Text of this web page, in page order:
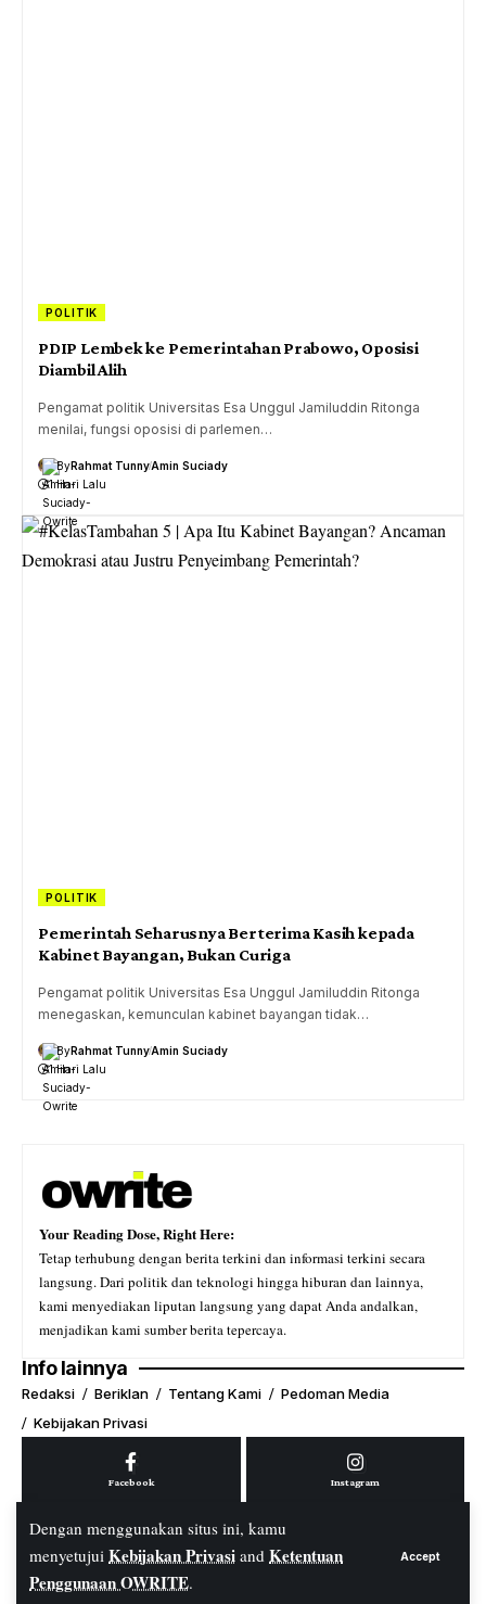
Dengan menggunakan situs ini, kamu
menyetujui Kebijakan Privasi and Ketentuan
Penggunaan OWRITE.
Accept
POLITIK
PDIP Lembek ke Pemerintahan Prabowo, Oposisi
Diambil Alih
Pengamat politik Universitas Esa Unggul Jamiluddin Ritonga
menilai, fungsi oposisi di parlemen…
ByRahmat TunnyAmin Suciady
1 Hari Lalu
POLITIK
Pemerintah Seharusnya Berterima Kasih kepada
Kabinet Bayangan, Bukan Curiga
Pengamat politik Universitas Esa Unggul Jamiluddin Ritonga
menegaskan, kemunculan kabinet bayangan tidak…
ByRahmat TunnyAmin Suciady
1 Hari Lalu
Your Reading Dose, Right Here:
Tetap terhubung dengan berita terkini dan informasi terkini secara
langsung. Dari politik dan teknologi hingga hiburan dan lainnya,
kami menyediakan liputan langsung yang dapat Anda andalkan,
menjadikan kami sumber berita tepercaya.
Info lainnya
Redaksi Beriklan Tentang Kami
Pedoman Media
Kebijakan Privasi
Facebook Instagram
Youtube Tiktok
© PT. OWRITE Media Digital. All Rights Reserved.